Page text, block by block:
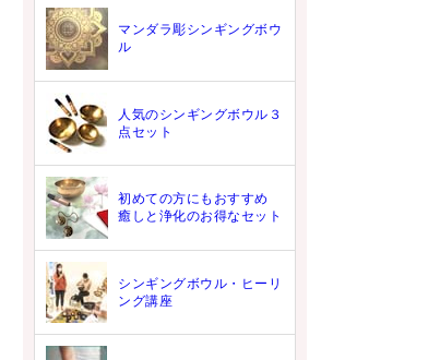
マンダラ彫シンギングボウ
ル
人気のシンギングボウル３
点セット
初めての方にもおすすめ
癒しと浄化のお得なセット
シンギングボウル・ヒーリ
ング講座